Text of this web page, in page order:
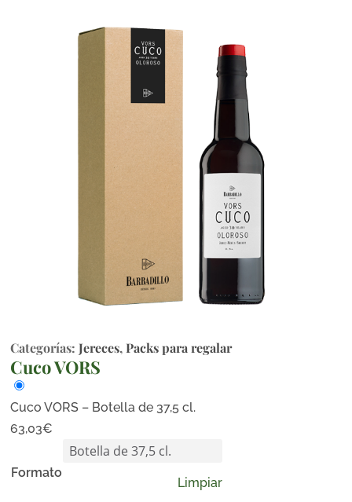
Categorías:Jereces,Packs para regalar
Cuco VORS
Cuco VORS – Botella de 37,5 cl.
63,03€
Formato
Limpiar